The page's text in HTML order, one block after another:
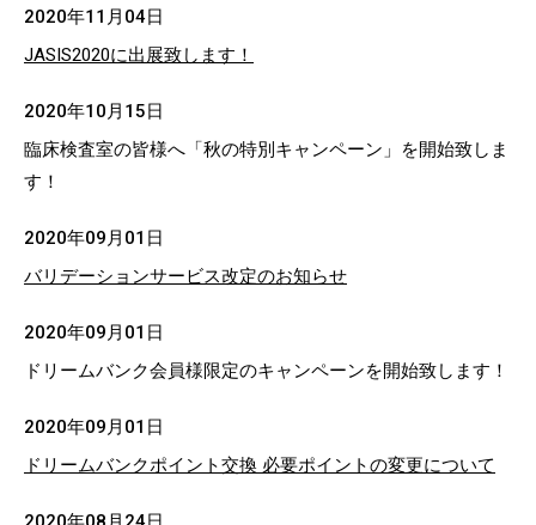
2020年11月04日
JASIS2020に出展致します！
2020年10月15日
臨床検査室の皆様へ「秋の特別キャンペーン」を開始致しま
す！
2020年09月01日
バリデーションサービス改定のお知らせ
2020年09月01日
ドリームバンク会員様限定のキャンペーンを開始致します！
2020年09月01日
ドリームバンクポイント交換 必要ポイントの変更について